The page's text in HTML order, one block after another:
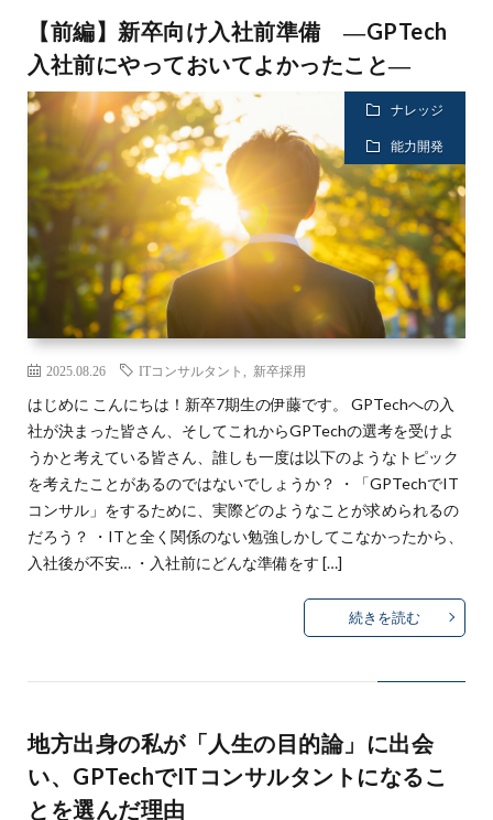
【前編】新卒向け入社前準備 ―GPTech
入社前にやっておいてよかったこと―
ナレッジ
能力開発
2025.08.26 ITコンサルタント 新卒採用
はじめに こんにちは！新卒7期生の伊藤です。 GPTechへの入
社が決まった皆さん、そしてこれからGPTechの選考を受けよ
うかと考えている皆さん、誰しも一度は以下のようなトピック
を考えたことがあるのではないでしょうか？ ・「GPTechでIT
コンサル」をするために、実際どのようなことが求められるの
だろう？ ・ITと全く関係のない勉強しかしてこなかったから、
入社後が不安… ・入社前にどんな準備をす […]
続きを読む
地方出身の私が「人生の目的論」に出会
い、GPTechでITコンサルタントになるこ
とを選んだ理由